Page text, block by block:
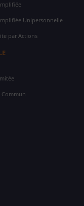
Unipersonnelle
par Actions